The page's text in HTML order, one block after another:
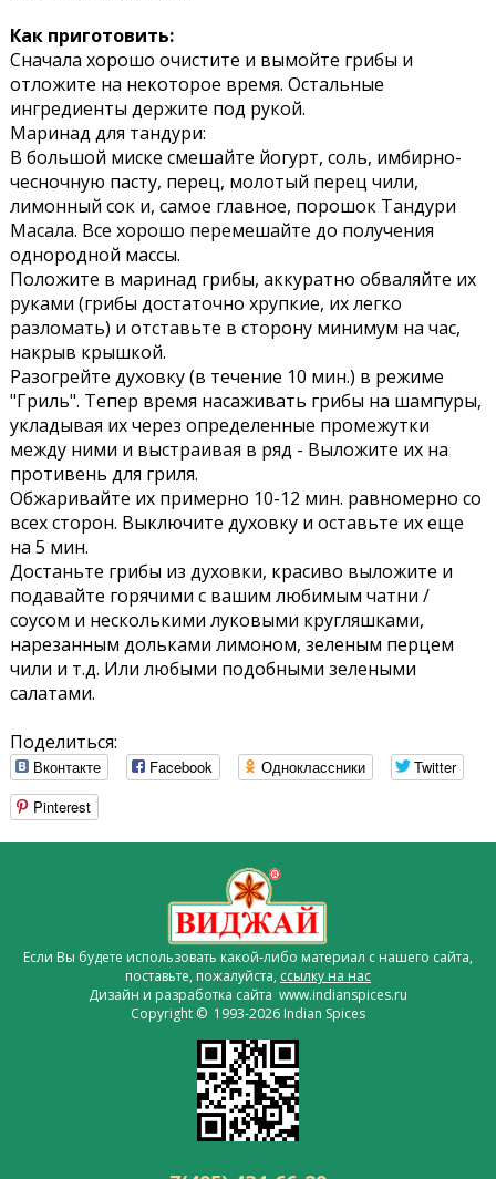
Как приготовить:
Сначала хорошо очистите и вымойте грибы и
отложите на некоторое время. Остальные
ингредиенты держите под рукой.
Маринад для тандури:
В большой миске смешайте йогурт, соль, имбирно-
чесночную пасту, перец, молотый перец чили,
лимонный сок и, самое главное, порошок Тандури
Масала. Все хорошо перемешайте до получения
однородной массы.
Положите в маринад грибы, аккуратно обваляйте их
руками (грибы достаточно хрупкие, их легко
разломать) и отставьте в сторону минимум на час,
накрыв крышкой.
Разогрейте духовку (в течение 10 мин.) в режиме
"Гриль". Тепер время насаживать грибы на шампуры,
укладывая их через определенные промежутки
между ними и выстраивая в ряд - Выложите их на
противень для гриля.
Обжаривайте их примерно 10-12 мин. равномерно со
всех сторон. Выключите духовку и оставьте их еще
на 5 мин.
Достаньте грибы из духовки, красиво выложите и
подавайте горячими с вашим любимым чатни /
соусом и несколькими луковыми кругляшками,
нарезанным дольками лимоном, зеленым перцем
чили и т.д. Или любыми подобными зелеными
салатами.
Поделиться:
Вконтакте Facebook Одноклассники
Twitter
Pinterest
Если Вы будете использовать какой-либо материал с нашего сайта,
поставьте, пожалуйста, ссылку на нас
Дизайн и разработка сайта www.indianspices.ru
Copyright © 1993-2026 Indian Spices